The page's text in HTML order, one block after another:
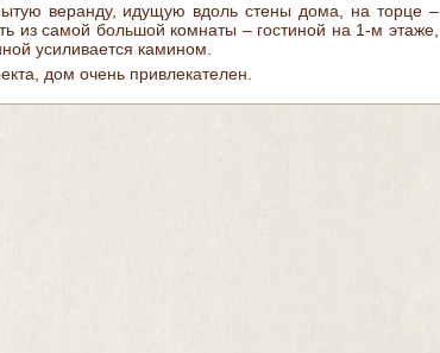
веранду, идущую вдоль стены дома, на торце –
из самой большой комнаты – гостиной на 1-м этаже,
усиливается камином.
дом очень привлекателен.